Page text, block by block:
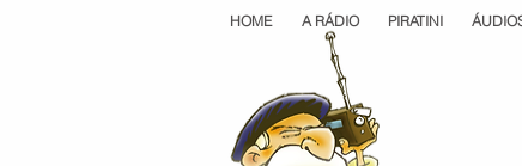
HOME A RÁDIO PIRATINI